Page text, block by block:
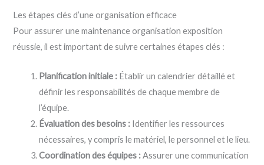
Les étapes clés d’une organisation efficace
Pour assurer une maintenance organisation exposition
réussie, il est important de suivre certaines étapes clés :
Planification initiale : Établir un calendrier détaillé et
définir les responsabilités de chaque membre de
l’équipe.
Évaluation des besoins : Identifier les ressources
nécessaires, y compris le matériel, le personnel et le lieu.
Coordination des équipes :Assurer une communication